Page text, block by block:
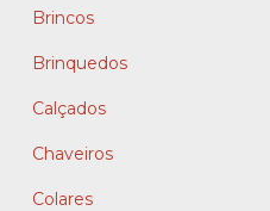
Brincos
Brinquedos
Calçados
Chaveiros
Colares